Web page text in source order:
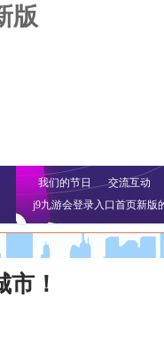
版
我们的节日 交流互动
j9九游会登录入口首页新版
！